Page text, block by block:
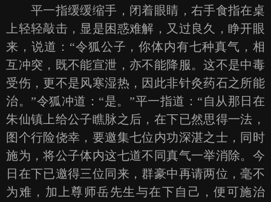
平一指缓缓缩手，闭着眼睛，右手食指在桌
上轻轻敲击，显是困惑难解，又过良久，睁开眼
来，说道：“令狐公子，你体内有七种真气，相
互冲突，既不能宣泄，亦不能降服。这不是中毒
受伤，更不是风寒湿热，因此非针灸药石之所能
治。”令狐冲道：“是。”平一指道：“自从那日在
朱仙镇上给公子瞧脉之后，在下已然思得一法，
图个行险侥幸，要邀集七位内功深湛之士，同时
施为，将公子体内这七道不同真气一举消除。今
日在下已邀得三位同来，群豪中再请两位，毫不
为难，加上尊师岳先生与在下自己，便可施治